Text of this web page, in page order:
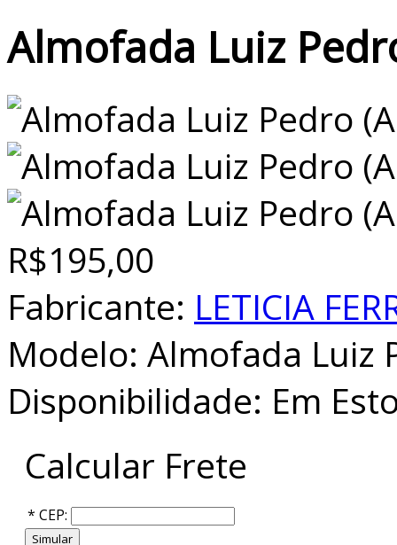
Almofada Luiz
R$195,00
Fabricante: LETICIA
Modelo: Almofada Luiz
Disponibilidade: Em
Calcular Frete
* CEP: